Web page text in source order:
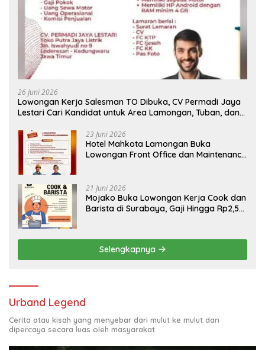
26 Juni 2026
Lowongan Kerja Salesman TO Dibuka, CV Permadi Jaya
Lestari Cari Kandidat untuk Area Lamongan, Tuban, dan
23 Juni 2026
Hotel Mahkota Lamongan Buka
Lowongan Front Office dan Maintenance
21 Juni 2026
Mojako Buka Lowongan Kerja Cook dan
Barista di Surabaya, Gaji Hingga Rp2,5
Selengkapnya
Urband Legend
Cerita atau kisah yang menyebar dari mulut ke mulut dan
dipercaya secara luas oleh masyarakat